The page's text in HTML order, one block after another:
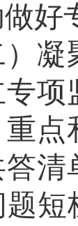
好
）
专项
重
答
短